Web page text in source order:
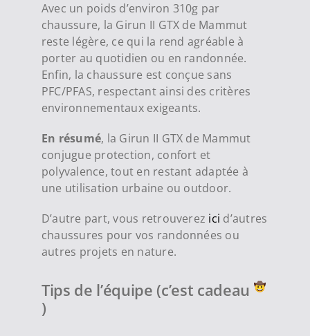
Avec un poids d’environ 310g par
chaussure, la Girun II GTX de Mammut
reste légère, ce qui la rend agréable à
porter au quotidien ou en randonnée.
Enfin, la chaussure est conçue sans
PFC/PFAS, respectant ainsi des critères
environnementaux exigeants.
En résumé, la Girun II GTX de Mammut
conjugue protection, confort et
polyvalence, tout en restant adaptée à
une utilisation urbaine ou outdoor.
D’autre part, vous retrouverez ici d’autres
chaussures pour vos randonnées ou
autres projets en nature.
Tips de l’équipe (c’est cadeau
)